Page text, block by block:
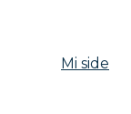
Mi side